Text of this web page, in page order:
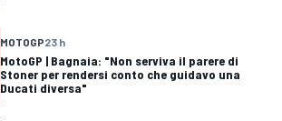
MOTOGP23 h
MotoGP | Bagnaia: "Non serviva il parere di
Stoner per rendersi conto che guidavo una
Ducati diversa"